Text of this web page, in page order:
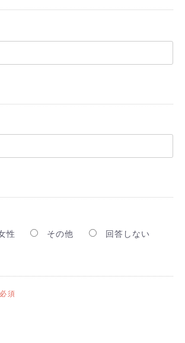
性 その他 回答しない
必須